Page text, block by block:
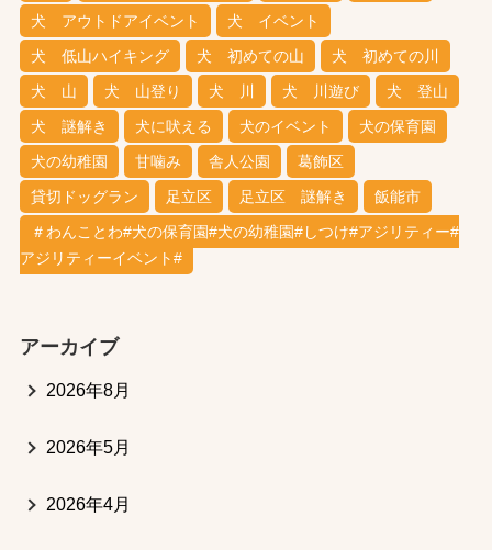
犬 アウトドアイベント 犬 イベント
犬 低山ハイキング 犬 初めての山 犬 初めての川
犬 山 犬 山登り 犬 川 犬 川遊び 犬 登山
犬 謎解き 犬に吠える 犬のイベント 犬の保育園
犬の幼稚園 甘噛み 舎人公園 葛飾区
貸切ドッグラン 足立区 足立区 謎解き 飯能市
＃わんことわ#犬の保育園#犬の幼稚園#しつけ#アジリティー#
アジリティーイベント#
アーカイブ
2026年8月
2026年5月
2026年4月